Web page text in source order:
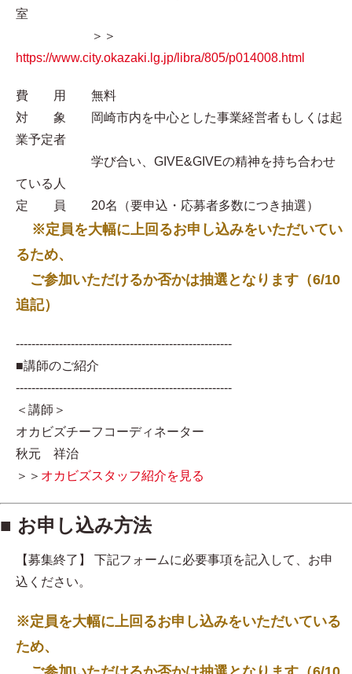
室
＞＞
https://www.city.okazaki.lg.jp/libra/805/p014008.html
費 用 無料
対 象 岡崎市内を中心とした事業経営者もしくは起
業予定者
学び合い、GIVE&GIVEの精神を持ち合わせ
ている人
定 員 20名（要申込・応募者多数につき抽選）
※定員を大幅に上回るお申し込みをいただいてい
るため、
ご参加いただけるか否かは抽選となります（6/10
追記）
-------------------------------------------------------
■講師のご紹介
-------------------------------------------------------
＜講師＞
オカビズチーフコーディネーター
秋元 祥治
＞＞ オカビズスタッフ紹介を見る
■ お申し込み方法
【募集終了】 下記フォームに必要事項を記入して、お申
込ください。
※定員を大幅に上回るお申し込みをいただいている
ため、